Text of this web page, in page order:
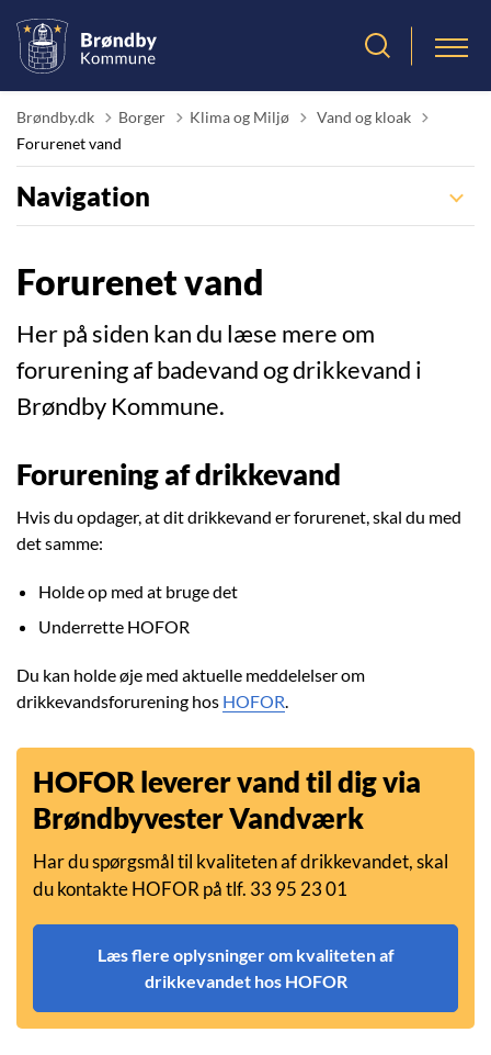
Brøndby.dk Borger Klima og Miljø Tilbage til
Vand og kloak
Forurenet vand
Navigation
Forurenet vand
Her på siden kan du læse mere om
forurening af badevand og drikkevand i
Brøndby Kommune.
Forurening af drikkevand
Hvis du opdager, at dit drikkevand er forurenet, skal du med
det samme:
Holde op med at bruge det
Underrette HOFOR
Du kan holde øje med aktuelle meddelelser om
drikkevandsforurening hos HOFOR.
HOFOR leverer vand til dig via
Brøndbyvester Vandværk
Har du spørgsmål til kvaliteten af drikkevandet, skal
du kontakte HOFOR på tlf. 33 95 23 01
Læs flere oplysninger om kvaliteten af
drikkevandet hos HOFOR